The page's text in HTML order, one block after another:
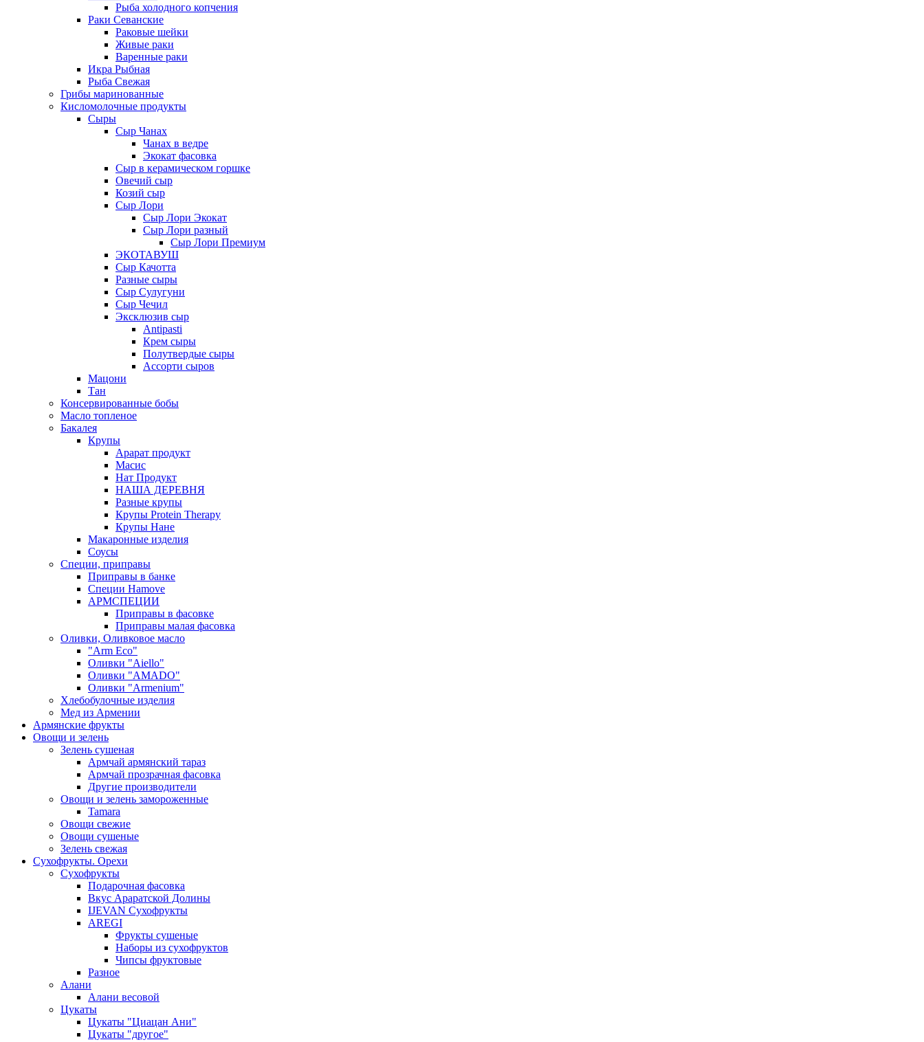
Рыба холодного копчения
Раки Севанские
Раковые шейки
Живые раки
Варенные раки
Икра Рыбная
Рыба Свежая
Грибы маринованные
Кисломолочные продукты
Сыры
Сыр Чанах
Чанах в ведре
Экокат фасовка
Сыр в керамическом горшке
Овечий сыр
Козий сыр
Сыр Лори
Сыр Лори Экокат
Сыр Лори разный
Сыр Лори Премиум
ЭКОТАВУШ
Сыр Качотта
Разные сыры
Сыр Сулугуни
Сыр Чечил
Эксклюзив сыр
Antipasti
Крем сыры
Полутвердые сыры
Ассорти сыров
Мацони
Тан
Консервированные бобы
Масло топленое
Бакалея
Крупы
Арарат продукт
Масис
Нат Продукт
НАША ДЕРЕВНЯ
Разные крупы
Крупы Protein Therapy
Крупы Нане
Макаронные изделия
Соусы
Специи, приправы
Приправы в банке
Специи Hamove
АРМСПЕЦИИ
Приправы в фасовке
Приправы малая фасовка
Оливки, Оливковое масло
"Arm Eco"
Оливки "Aiello"
Оливки "AMADO"
Оливки "Armenium"
Хлебобулочные изделия
Мед из Армении
Армянские фрукты
Овощи и зелень
Зелень сушеная
Армчай армянский тараз
Армчай прозрачная фасовка
Другие производители
Овощи и зелень замороженные
Tamara
Овощи свежие
Овощи сушеные
Зелень свежая
Сухофрукты. Орехи
Сухофрукты
Подарочная фасовка
Вкус Араратской Долины
IJEVAN Сухофрукты
AREGI
Фрукты сушеные
Наборы из сухофруктов
Чипсы фруктовые
Разное
Алани
Алани весовой
Цукаты
Цукаты "Циацан Ани"
Цукаты "другое"